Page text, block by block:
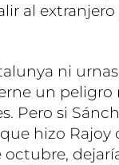
al
ni
un peligro
Pero si
hizo